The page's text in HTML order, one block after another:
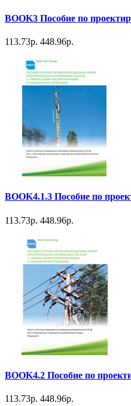
BOOK3 Пособие по
113.73р. 448.96р.
BOOK4.1.3 Пособие по
113.73р. 448.96р.
BOOK4.2 Пособие по
113.73р. 448.96р.